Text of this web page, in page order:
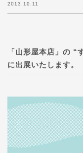
2013.10.11
「山形屋本店」の “
に出展いたします。